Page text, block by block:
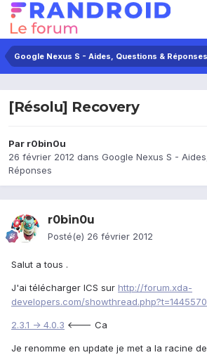
Google Nexus S - Aides, Questions & Réponses
[Résolu] Recovery
Par r0bin0u
26 février 2012 dans Google Nexus S -
Réponses
r0bin0u
Posté(e) 26 février 2012
Salut a tous .
J'ai télécharger ICS sur http://forum.xda-
developers.com/showthread.php?t=1445570
2.3.1 -> 4.0.3 <--- Ca
Je renomme en update je met a la racine